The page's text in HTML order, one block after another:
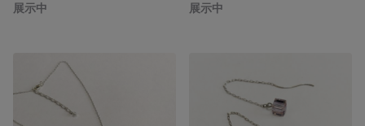
展示中
展示中